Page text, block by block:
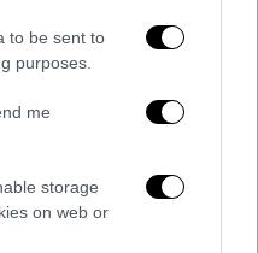
to be sent to
purposes.
me
storage
on web or